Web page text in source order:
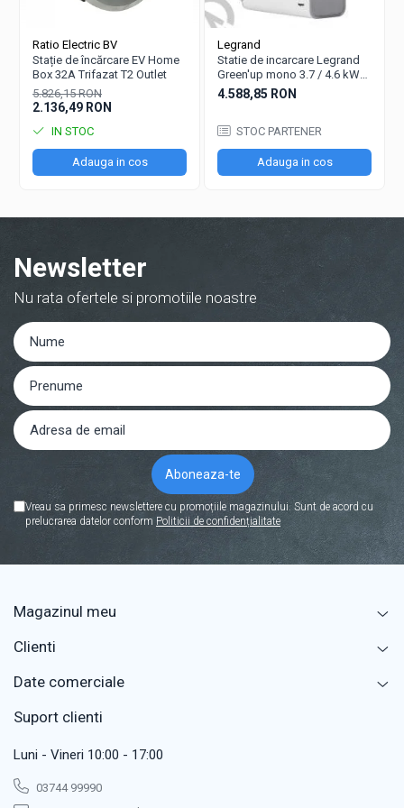
Statii energie portabile
Diverse
Electrice
Intrerupatoare si prize
Dulapuri pentru cablare structurata
Laptop & PC accesorii, baterii,
cabluri USB, prelungitoare USB
Cablu de date si Adaptoare
Solutii solare portabile
Lichidare de stoc
UPS
Acumulatori
Diverse
Sisteme de prindere
Statii de incarcare EV
Ratio Electric BV
Stație de încărcare EV Home
Box 32A Trifazat T2 Outlet
5.826,15 RON
2.136,49 RON
IN STOC
Adauga in cos
Legrand
Statie de incarcare Legrand
Green'up mono 3.7 / 4.6 kW
16/20 A - Modul 3 - 059020
4.588,85 RON
STOC PARTENER
Adauga in cos
Newsletter
Nu rata ofertele si promotiile noastre
Vreau sa primesc newslettere cu promoțiile magazinului. Sunt de acord cu
prelucrarea datelor conform Politicii de confidențialitate
Magazinul meu
Clienti
Date comerciale
Suport clienti
Luni - Vineri 10:00 - 17:00
03744 99990